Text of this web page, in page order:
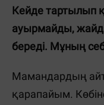
Кейде тартылып
ауырмайды,
береді. Мұның
Мамандардың
қарапайым.